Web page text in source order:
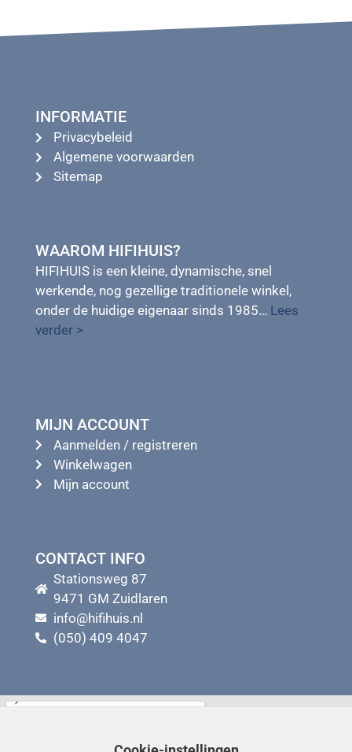
INFORMATIE
Privacybeleid
Algemene voorwaarden
Sitemap
WAAROM HIFIHUIS?
HIFIHUIS is een kleine, dynamische, snel
werkende, nog gezellige traditionele winkel,
onder de huidige eigenaar sinds 1985… Lees
verder >
MIJN ACCOUNT
Aanmelden / registreren
Winkelwagen
Mijn account
CONTACT INFO
Stationsweg 87
9471 GM Zuidlaren
info@hifihuis.nl
(050) 409 4047